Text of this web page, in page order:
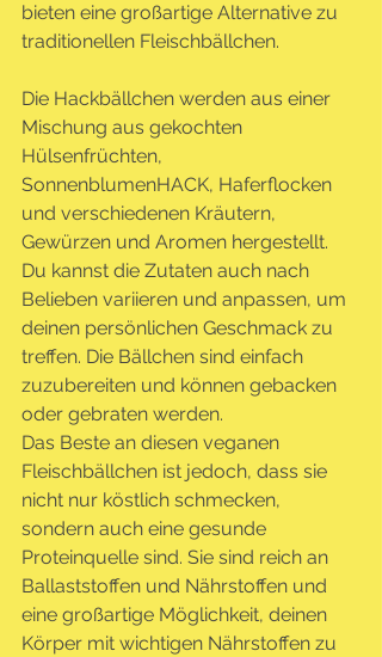
bieten eine großartige Alternative zu
traditionellen Fleischbällchen.
Die Hackbällchen werden aus einer
Mischung aus gekochten
Hülsenfrüchten,
SonnenblumenHACK, Haferflocken
und verschiedenen Kräutern,
Gewürzen und Aromen hergestellt.
Du kannst die Zutaten auch nach
Belieben variieren und anpassen, um
deinen persönlichen Geschmack zu
treffen. Die Bällchen sind einfach
zuzubereiten und können gebacken
oder gebraten werden.
Das Beste an diesen veganen
Fleischbällchen ist jedoch, dass sie
nicht nur köstlich schmecken,
sondern auch eine gesunde
Proteinquelle sind. Sie sind reich an
Ballaststoffen und Nährstoffen und
eine großartige Möglichkeit, deinen
Körper mit wichtigen Nährstoffen zu